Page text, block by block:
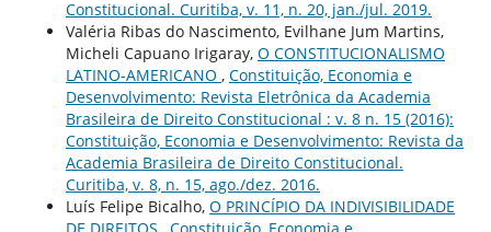
Constitucional. Curitiba, v. 11, n. 20, jan./jul. 2019.
Valéria Ribas do Nascimento, Evilhane Jum Martins,
Micheli Capuano Irigaray, O CONSTITUCIONALISMO
LATINO-AMERICANO , Constituição, Economia e
Desenvolvimento: Revista Eletrônica da Academia
Brasileira de Direito Constitucional : v. 8 n. 15 (2016):
Constituição, Economia e Desenvolvimento: Revista da
Academia Brasileira de Direito Constitucional.
Curitiba, v. 8, n. 15, ago./dez. 2016.
Luís Felipe Bicalho, O PRINCÍPIO DA INDIVISIBILIDADE